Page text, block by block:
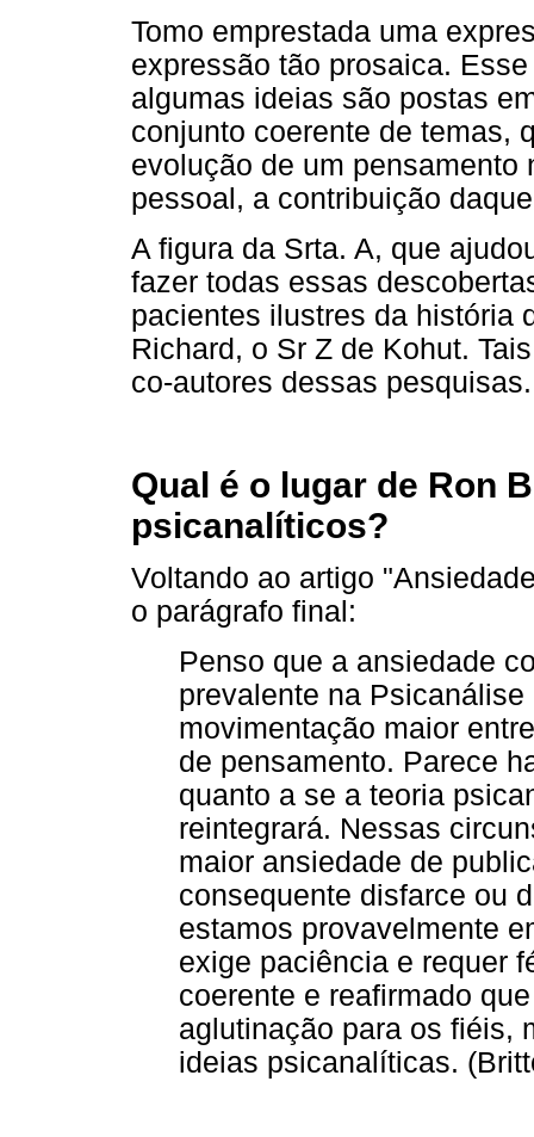
Tomo emprestada uma
expressão tão prosaica.
algumas ideias são postas
conjunto coerente de temas,
evolução de um
pessoal, a contribuição
A figura da Srta. A, que
fazer todas essas
pacientes ilustres da história
Richard, o Sr Z de Kohut.
co-autores dessas pesquisas.
Qual é o lugar de Ron
psicanalíticos?
Voltando ao artigo
o parágrafo final:
Penso que a ansiedade
prevalente na
movimentação maior
de pensamento. Parece
quanto a se a teoria
reintegrará. Nessas
maior ansiedade de
consequente disfarce ou
estamos provavelmente
exige paciência e requer
coerente e reafirmado
aglutinação para os fiéis,
ideias psicanalíticas.